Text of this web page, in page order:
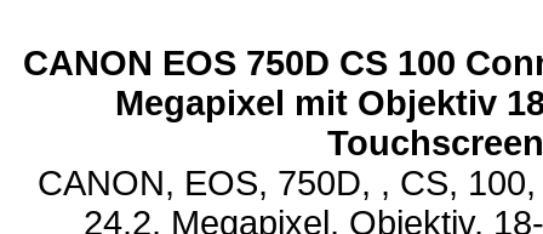
CANON EOS 750D CS 100
Megapixel mit Objektiv
Touchscreen
CANON, EOS, 750D, , CS,
24.2, Megapixel, Objektiv,